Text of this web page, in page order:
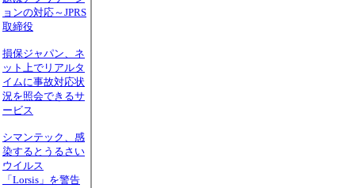
ョンの対応～JPRS
取締役
損保ジャパン、ネ
ット上でリアルタ
イムに事故対応状
況を照会できるサ
ービス
シマンテック、感
染するとうるさい
ウイルス
「Lorsis」を警告